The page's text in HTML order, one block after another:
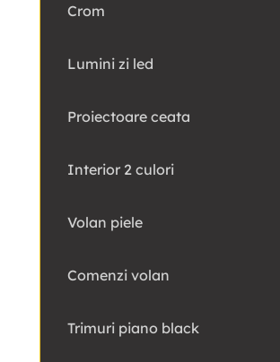
Crom
Lumini zi led
Proiectoare ceata
Interior 2 culori
Volan piele
Comenzi volan
Trimuri piano black